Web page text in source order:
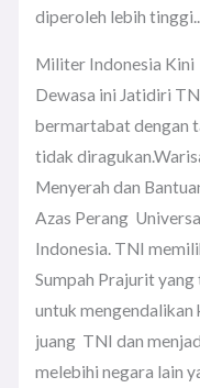
diperoleh lebih tinggi..
Militer Indonesia Kini
Dewasa ini Jatidiri
bermartabat dengan
tidak
Menyerah dan
Azas Perang
Indonesia. TNI
Sumpah Prajurit
untuk mengendalikan
juang TNI dan
melebihi negara lain